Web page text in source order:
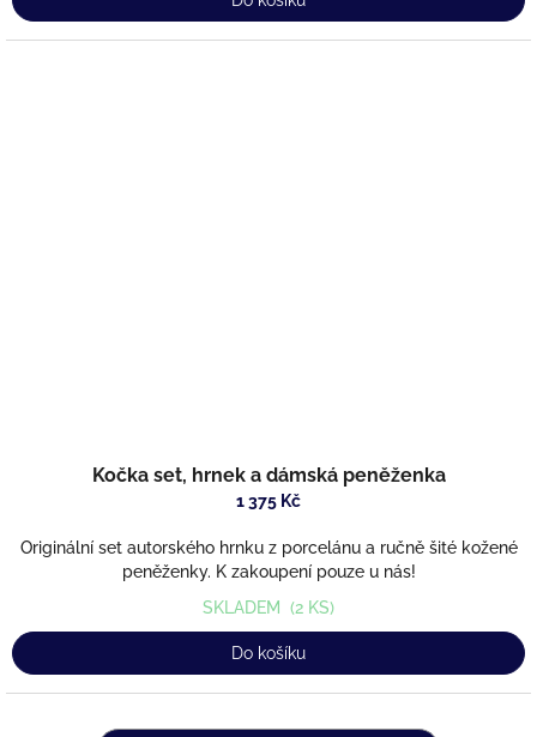
Kočka set, hrnek a dámská peněženka
1 375 Kč
Originální set autorského hrnku z porcelánu a ručně šité kožené
peněženky. K zakoupení pouze u nás!
SKLADEM (2 KS)
Do košíku